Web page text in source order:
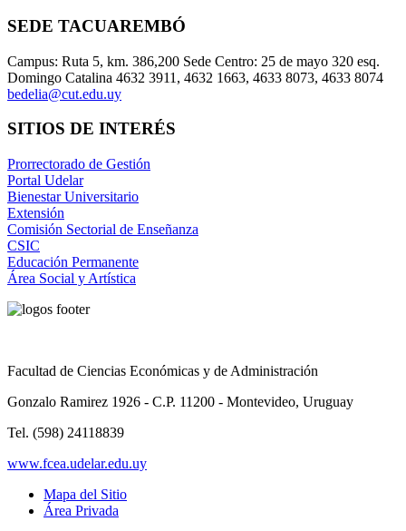
SEDE TACUAREMBÓ
Campus: Ruta 5, km. 386,200 Sede Centro: 25 de mayo 320 esq.
Domingo Catalina 4632 3911, 4632 1663, 4633 8073, 4633 8074
bedelia@cut.edu.uy
SITIOS DE INTERÉS
Prorrectorado de Gestión
Portal Udelar
Bienestar Universitario
Extensión
Comisión Sectorial de Enseñanza
CSIC
Educación Permanente
Área Social y Artística
Facultad de Ciencias Económicas y de Administración
Gonzalo Ramirez 1926 - C.P. 11200 - Montevideo, Uruguay
Tel. (598) 24118839
www.fcea.udelar.edu.uy
Mapa del Sitio
Área Privada